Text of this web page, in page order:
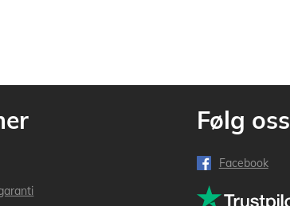
Følg oss
Facebook